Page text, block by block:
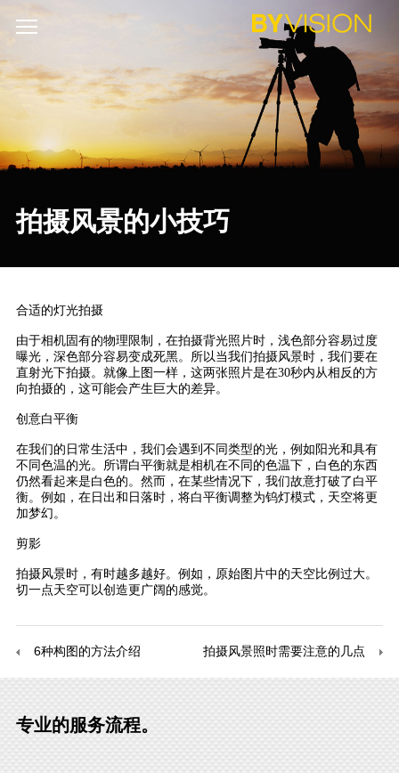
拍摄风景的小技巧
合适的灯光拍摄
由于相机固有的物理限制，在拍摄背光照片时，浅色部分容易过度
曝光，深色部分容易变成死黑。所以当我们拍摄风景时，我们要在
直射光下拍摄。就像上图一样，这两张照片是在30秒内从相反的方
向拍摄的，这可能会产生巨大的差异。
创意白平衡
在我们的日常生活中，我们会遇到不同类型的光，例如阳光和具有
不同色温的光。所谓白平衡就是相机在不同的色温下，白色的东西
仍然看起来是白色的。然而，在某些情况下，我们故意打破了白平
衡。例如，在日出和日落时，将白平衡调整为钨灯模式，天空将更
加梦幻。
剪影
拍摄风景时，有时越多越好。例如，原始图片中的天空比例过大。
切一点天空可以创造更广阔的感觉。
6种构图的方法介绍 拍摄风景照时需要注意的几点
专业的服务流程。